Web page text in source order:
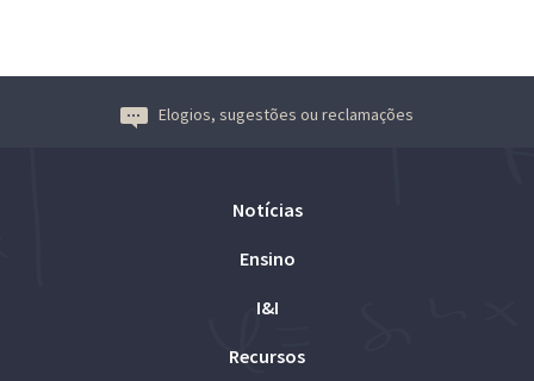
Elogios, sugestões ou reclamações
Notícias
Ensino
I&I
Recursos